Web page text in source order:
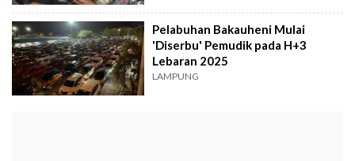
Pelabuhan Bakauheni Mulai
'Diserbu' Pemudik pada H+3
Lebaran 2025
LAMPUNG